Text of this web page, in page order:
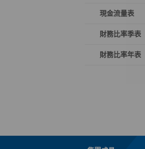
現金流量表
財務比率季表
財務比率年表